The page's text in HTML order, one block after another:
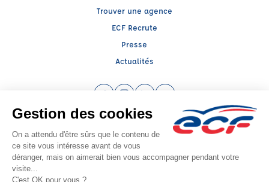
Trouver une agence
ECF Recrute
Presse
Actualités
Facebook (nouvelle fenêtre)
Instagram (nouvelle fenêtre)
LinkedIn (nouvelle fenêtre)
YouTube (nouvelle
Raison sociale : ECF CER CENTRE ATLANTIQUE - Capital social: 2500000€
SIREN: 312379266 - Numéro de TVA intracommunautaire: FR 52 312379266
Agrément n°E140860110
Siège social : RN 11 - Rte de la Mothe Les Champs Dorés, LA CRECHE (79260) -